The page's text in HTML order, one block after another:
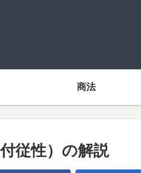
商法
従性）の解説